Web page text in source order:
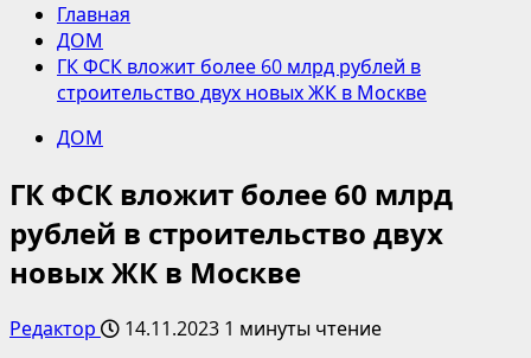
Главная
ДОМ
ГК ФСК вложит более 60 млрд рублей в
строительство двух новых ЖК в Москве
ДОМ
ГК ФСК вложит более 60 млрд
рублей в строительство двух
новых ЖК в Москве
Редактор 14.11.2023 1 минуты чтение